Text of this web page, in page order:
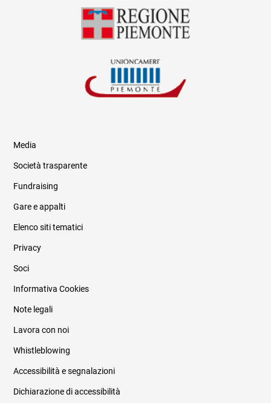
Informazioni legali e trasparenza
Media
Società trasparente
Fundraising
Gare e appalti
Elenco siti tematici
Privacy
Soci
Informativa Cookies
Note legali
Lavora con noi
Whistleblowing
Accessibilità e segnalazioni
Dichiarazione di accessibilità